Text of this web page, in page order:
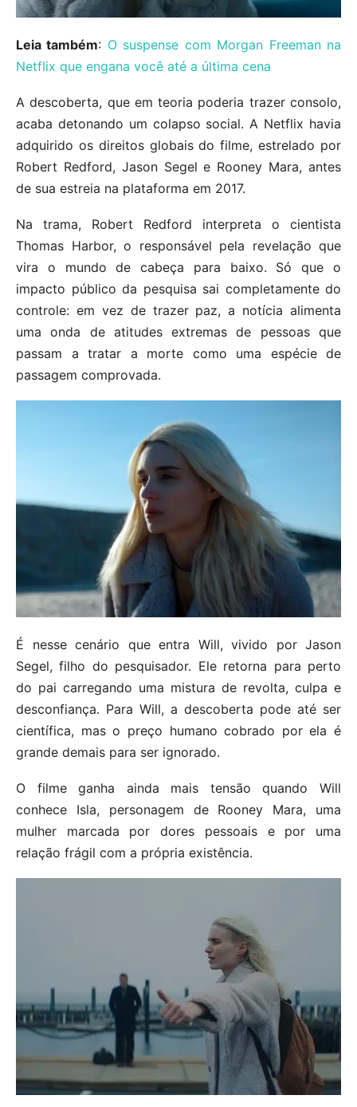
Leia também: O suspense com Morgan Freeman na
Netflix que engana você até a última cena
A descoberta, que em teoria poderia trazer consolo,
acaba detonando um colapso social. A Netflix havia
adquirido os direitos globais do filme, estrelado por
Robert Redford, Jason Segel e Rooney Mara, antes
de sua estreia na plataforma em 2017.
Na trama, Robert Redford interpreta o cientista
Thomas Harbor, o responsável pela revelação que
vira o mundo de cabeça para baixo. Só que o
impacto público da pesquisa sai completamente do
controle: em vez de trazer paz, a notícia alimenta
uma onda de atitudes extremas de pessoas que
passam a tratar a morte como uma espécie de
passagem comprovada.
É nesse cenário que entra Will, vivido por Jason
Segel, filho do pesquisador. Ele retorna para perto
do pai carregando uma mistura de revolta, culpa e
desconfiança. Para Will, a descoberta pode até ser
científica, mas o preço humano cobrado por ela é
grande demais para ser ignorado.
O filme ganha ainda mais tensão quando Will
conhece Isla, personagem de Rooney Mara, uma
mulher marcada por dores pessoais e por uma
relação frágil com a própria existência.